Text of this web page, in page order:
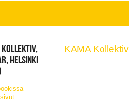
HELSINKI
KAMA Kollektiv